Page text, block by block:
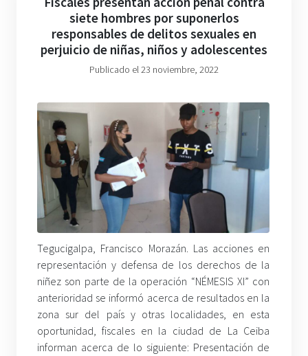
siete hombres por suponerlos
responsables de delitos sexuales en
perjuicio de niñas, niños y adolescentes
Publicado el 23 noviembre, 2022
Tegucigalpa, Francisco Morazán. Las acciones en
representación y defensa de los derechos de la
niñez son parte de la operación “NÉMESIS XI” con
anterioridad se informó acerca de resultados en la
zona sur del país y otras localidades, en esta
oportunidad, fiscales en la ciudad de La Ceiba
informan acerca de lo siguiente: Presentación de